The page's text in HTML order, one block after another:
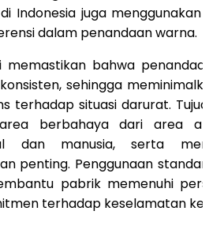
Indonesia juga menggunakan
dalam penandaan warna.
memastikan bahwa
sehingga
terhadap situasi darurat.
berbahaya dari area
dan manusia, serta
penting. Penggunaan
pabrik memenuhi
terhadap keselamatan